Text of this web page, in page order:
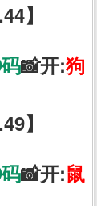
】
📸开:狗
】
📸开:鼠